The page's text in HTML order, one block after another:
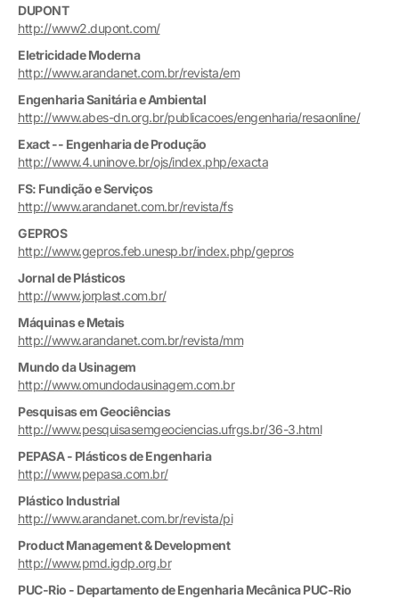
DUPONT
http://www2.dupont.com/
Eletricidade Moderna
http://www.arandanet.com.br/revista/em
Engenharia Sanitária e Ambiental
http://www.abes-dn.org.br/publicacoes/engenharia/resaonline/
Exact -- Engenharia de Produção
http://www.4.uninove.br/ojs/index.php/exacta
FS: Fundição e Serviços
http://www.arandanet.com.br/revista/fs
GEPROS
http://www.gepros.feb.unesp.br/index.php/gepros
Jornal de Plásticos
http://www.jorplast.com.br/
Máquinas e Metais
http://www.arandanet.com.br/revista/mm
Mundo da Usinagem
http://www.omundodausinagem.com.br
Pesquisas em Geociências
http://www.pesquisasemgeociencias.ufrgs.br/36-3.html
PEPASA - Plásticos de Engenharia
http://www.pepasa.com.br/
Plástico Industrial
http://www.arandanet.com.br/revista/pi
Product Management & Development
http://www.pmd.igdp.org.br
PUC-Rio - Departamento de Engenharia Mecânica PUC-Rio